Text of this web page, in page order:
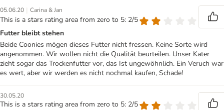
05.06.20 | Carina & Jan
This is a stars rating area from zero to 5: 2/5
Futter bleibt stehen
Beide Coonies mögen dieses Futter nicht fressen. Keine Sorte wird
angenommen. Wir wollen nicht die Qualität beurteilen. Unser Kater
zieht sogar das Trockenfutter vor, das Ist ungewöhnlich. Ein Veruch war
es wert, aber wir werden es nicht nochmal kaufen, Schade!
30.05.20
This is a stars rating area from zero to 5: 2/5